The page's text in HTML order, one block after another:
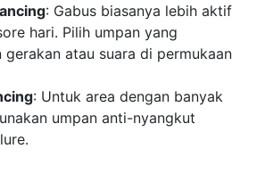
: Gabus biasanya lebih aktif
hari. Pilih umpan yang
gerakan atau suara di permukaan
: Untuk area dengan banyak
umpan anti-nyangkut